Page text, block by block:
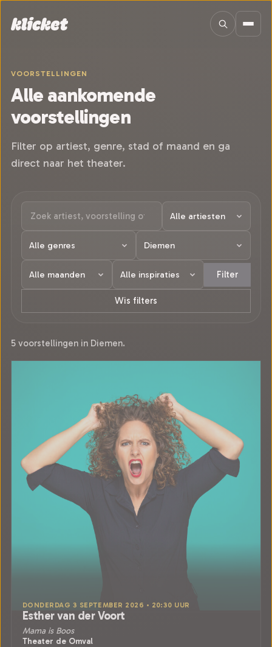
VOORSTELLINGEN
Alle aankomende
voorstellingen
Filter op artiest, genre, stad of maand en ga
direct naar het theater.
Filter
Wis filters
5 voorstellingen in Diemen.
DONDERDAG 3 SEPTEMBER 2026 • 20:30 UUR
Esther van der Voort
Mama is Boos
Theater de Omval